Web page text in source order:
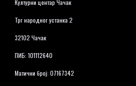
Културни центар Чачак
Трг народног устанка 2
32102 Чачак
ПИБ: 101112640
Матични број: 07167342